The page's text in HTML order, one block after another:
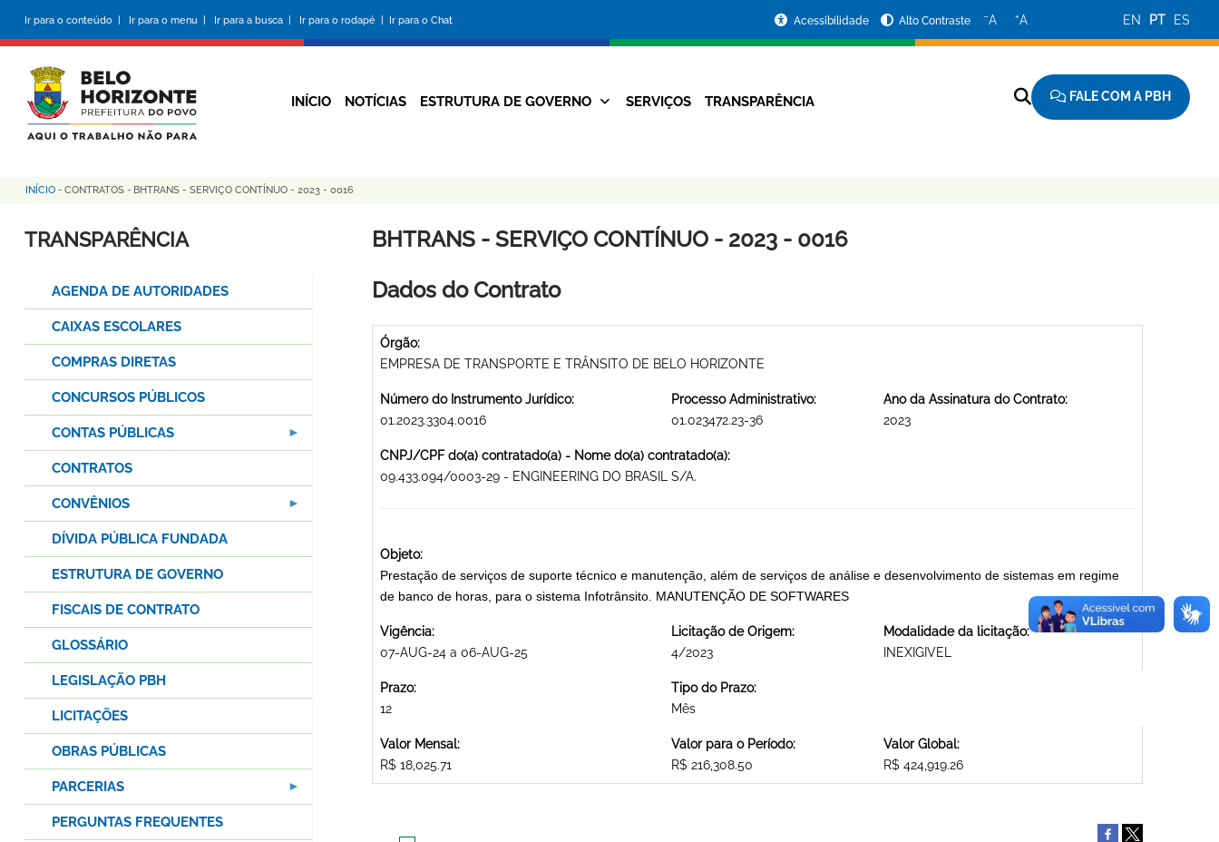
conteúdo
principal
Ir para o conteúdo | Ir para o menu | Ir para a busca | Ir para o rodapé | Ir para o Chat
da
Prefeitura
Acessibilidade Alto Contraste −A +A EN PT ES
Navegação
INÍCIO NOTÍCIAS ESTRUTURA DE GOVERNO SERVIÇOS TRANSPARÊNCIA FALE COM A PBH
Trilha
de
INÍCIO - CONTRATOS - BHTRANS - SERVIÇO CONTÍNUO - 2023 - 0016
BHTRANS - SERVIÇO CONTÍNUO - 2023 - 0016
Dados do Contrato
Órgão:
EMPRESA DE TRANSPORTE E TRÂNSITO DE BELO HORIZONTE
Número do Instrumento Jurídico:
01.2023.3304.0016
Processo Administrativo:
01.023472.23-36
Ano da Assinatura do Contrato:
2023
CNPJ/CPF do(a) contratado(a) - Nome do(a) contratado(a):
09.433.094/0003-29 - ENGINEERING DO BRASIL S/A.
Objeto:
Prestação de serviços de suporte técnico e manutenção, além de serviços de análise e desenvolvimento de sistemas em regime
de banco de horas, para o sistema Infotrânsito. MANUTENÇÃO DE SOFTWARES
Vigência:
07-AUG-24 a 06-AUG-25
Licitação de Origem:
4/2023
Modalidade da licitação:
INEXIGIVEL
Prazo:
12
Tipo do Prazo:
Mês
Valor Mensal:
R$ 18,025.71
Valor para o Período:
R$ 216,308.50
Valor Global:
R$ 424,919.26
TRANSPARÊNCIA
AGENDA DE AUTORIDADES
CAIXAS ESCOLARES
COMPRAS DIRETAS
CONCURSOS PÚBLICOS
CONTAS PÚBLICAS
CONTRATOS
CONVÊNIOS
DÍVIDA PÚBLICA FUNDADA
ESTRUTURA DE GOVERNO
FISCAIS DE CONTRATO
GLOSSÁRIO
LEGISLAÇÃO PBH
LICITAÇÕES
OBRAS PÚBLICAS
PARCERIAS
PERGUNTAS FREQUENTES